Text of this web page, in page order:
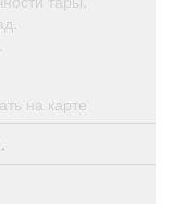
на карте